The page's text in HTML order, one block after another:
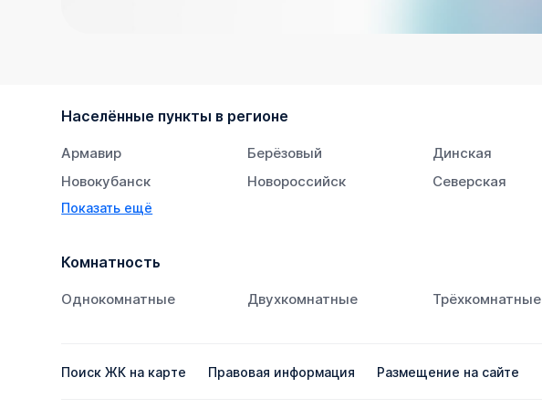
Населённые пункты в регионе
Армавир Берёзовый Динская
Новокубанск
Новороссийск Северская
Тихорецк
Показать ещё
Комнатность
Однокомнатные Двухкомнатные Трёхкомнатные
Поиск ЖК на карте Правовая информация Размещение на сайте